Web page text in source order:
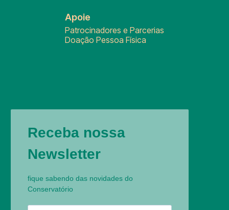
Apoie
Patrocinadores e Parcerias
Doação Pessoa Física